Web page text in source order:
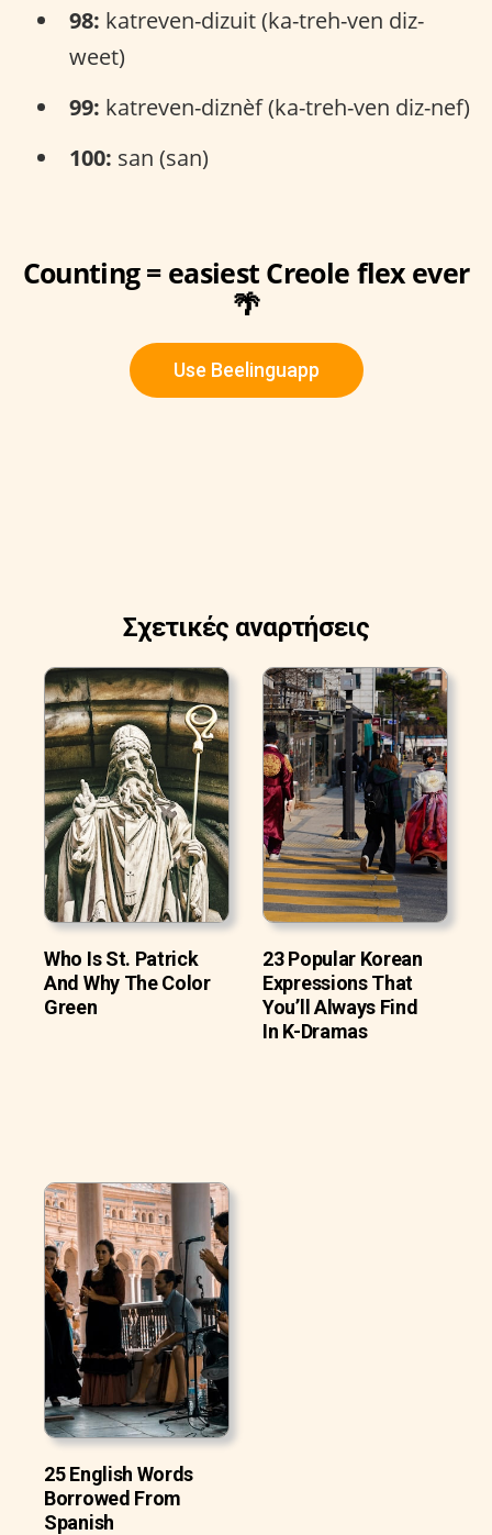
98: katreven-dizuit (ka-treh-ven diz-
weet)
99: katreven-diznèf (ka-treh-ven diz-nef)
100: san (san)
Counting = easiest Creole flex ever
🌴
Use Beelinguapp
Σχετικές αναρτήσεις
Who Is St. Patrick
And Why The Color
Green
23 Popular Korean
Expressions That
You’ll Always Find
In K-Dramas
25 English Words
Borrowed From
Spanish